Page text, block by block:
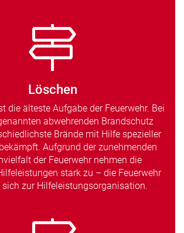
Löschen
die älteste Aufgabe der Feuerwehr. Bei
abwehrenden Brandschutz
Brände mit Hilfe spezieller
Aufgrund der zunehmenden
der Feuerwehr nehmen die
stark zu – die Feuerwehr
zur Hilfeleistungsorganisation.